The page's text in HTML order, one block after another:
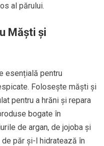
al părului.
Măști și
esențială pentru
Folosește măști și
pentru a hrăni și repara
bogate în
de argan, de jojoba și
păr și-l hidratează în